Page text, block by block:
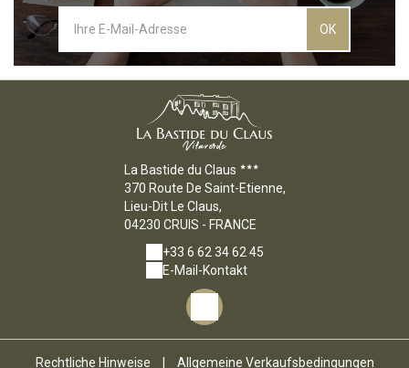
OK
La Bastide du Claus
370 Route De Saint-Etienne,
Lieu-Dit Le Claus,
04230 CRUIS - FRANCE
+33 6 62 34 62 45
E-Mail-Kontakt
Rechtliche Hinweise Allgemeine Verkaufsbedingungen